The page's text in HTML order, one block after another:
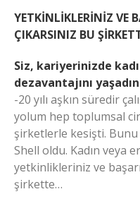
YETKİNLİKLERİNİZ VE
ÇIKARSINIZ BU
Siz, kariyerinizde
dezavantajını
-20 yılı aşkın süredir
yolum hep toplumsal
şirketlerle kesişti. Bunu
Shell oldu. Kadın veya
yetkinlikleriniz ve
şirkette…